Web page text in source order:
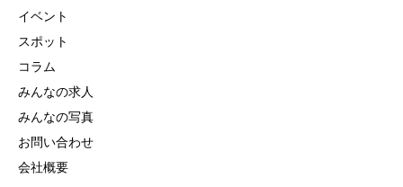
イベント
スポット
コラム
みんなの求人
みんなの写真
お問い合わせ
会社概要